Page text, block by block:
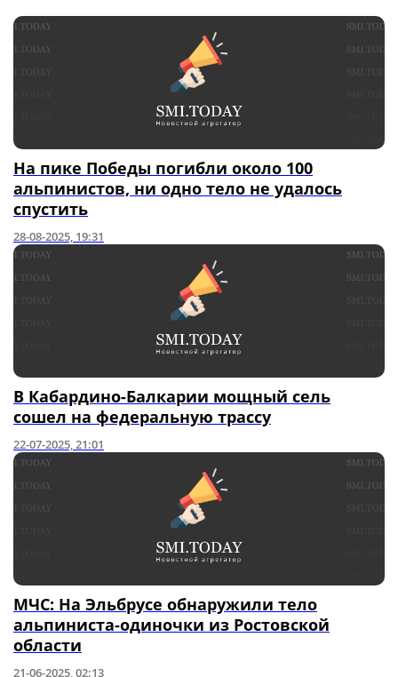
На пике Победы погибли около 100
альпинистов, ни одно тело не удалось
спустить
28-08-2025, 19:31
В Кабардино-Балкарии мощный сель
сошел на федеральную трассу
22-07-2025, 21:01
МЧС: На Эльбрусе обнаружили тело
альпиниста-одиночки из Ростовской
области
21-06-2025, 02:13